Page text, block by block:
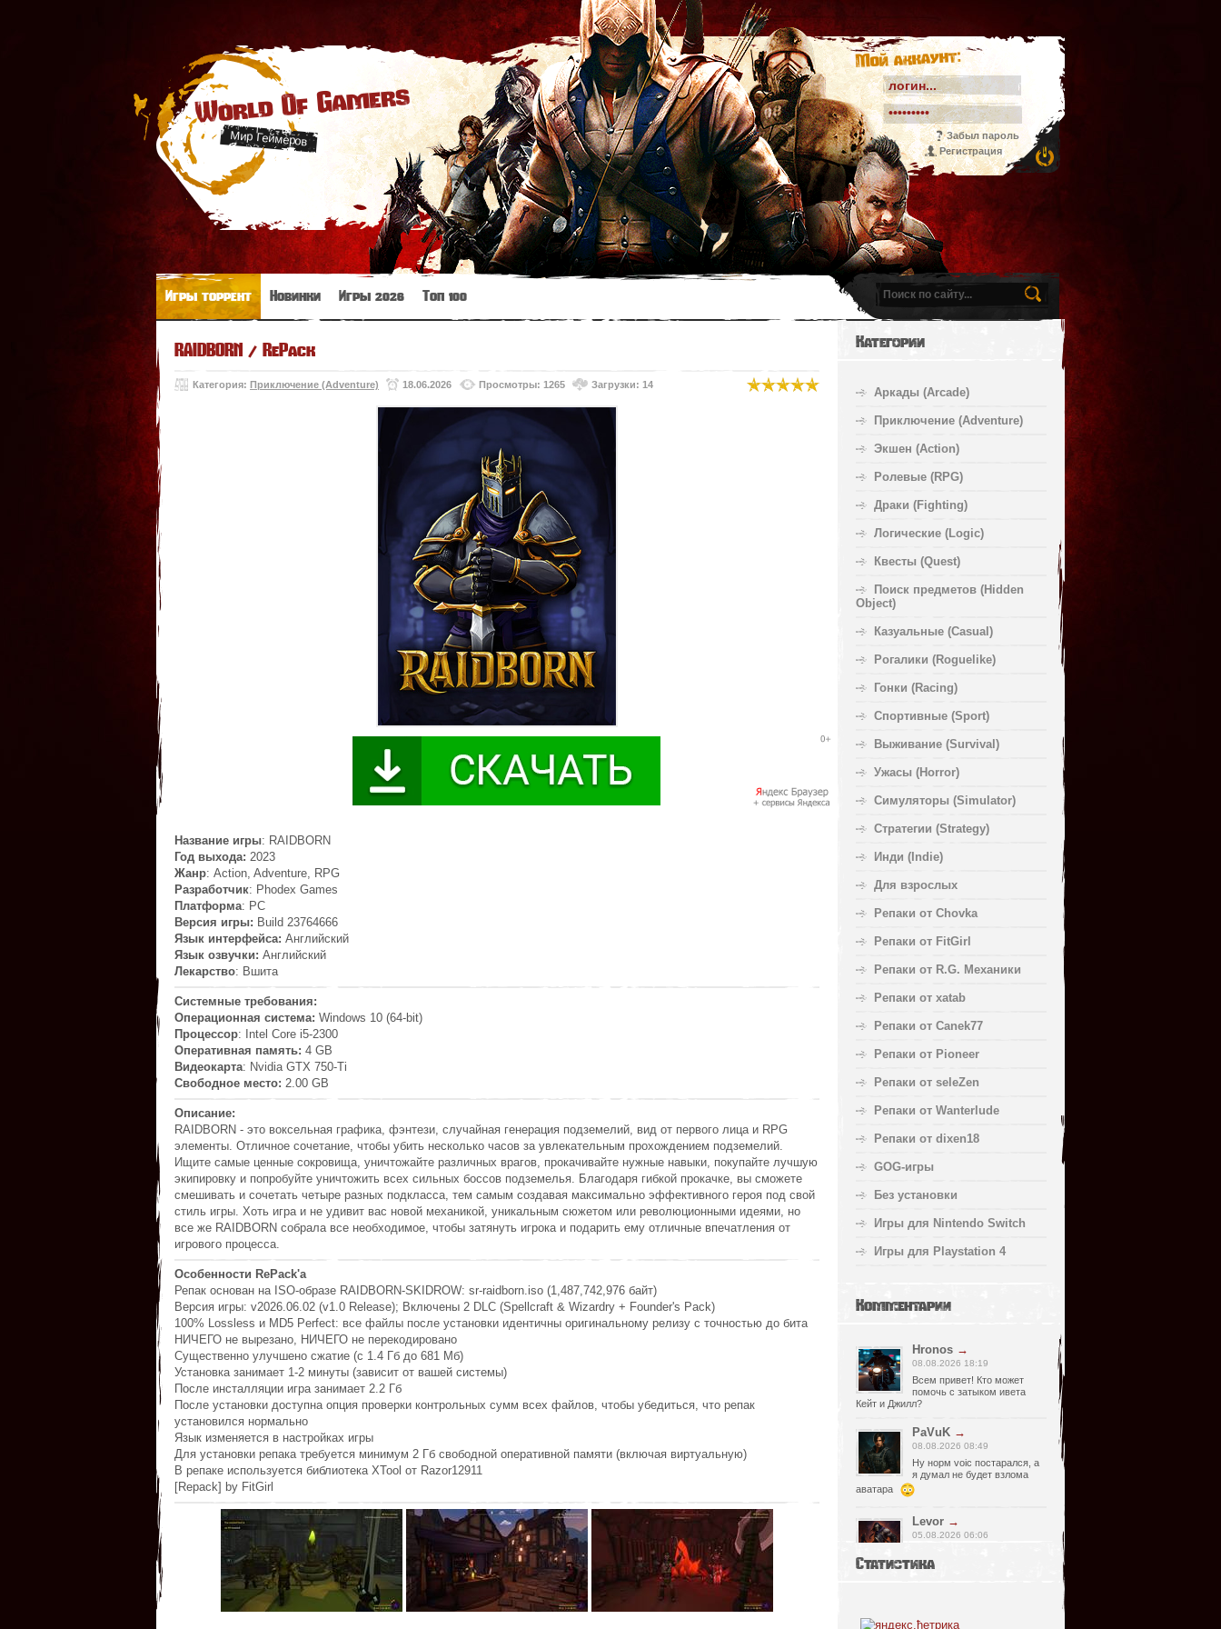
World Of Gamers
Мир Геймеров
Мой аккаунт:
Забыл пароль
Регистрация
Игры торрент Новинки Игры 2026 Топ 100
RAIDBORN / RePack
Категория: Приключение (Adventure) 18.06.2026 Просмотры: 1265 Загрузки: 14
Название игры: RAIDBORN
Год выхода: 2023
Жанр: Action, Adventure, RPG
Разработчик: Phodex Games
Платформа: PC
Версия игры: Build 23764666
Язык интерфейса: Английский
Язык озвучки: Английский
Лекарство: Вшита
Системные требования:
Операционная система: Windows 10 (64-bit)
Процессор: Intel Core i5-2300
Оперативная память: 4 GB
Видеокарта: Nvidia GTX 750-Ti
Свободное место: 2.00 GB
Описание:
RAIDBORN - это воксельная графика, фэнтези, случайная генерация подземелий, вид от первого лица и RPG
элементы. Отличное сочетание, чтобы убить несколько часов за увлекательным прохождением подземелий.
Ищите самые ценные сокровища, уничтожайте различных врагов, прокачивайте нужные навыки, покупайте лучшую
экипировку и попробуйте уничтожить всех сильных боссов подземелья. Благодаря гибкой прокачке, вы сможете
смешивать и сочетать четыре разных подкласса, тем самым создавая максимально эффективного героя под свой
стиль игры. Хоть игра и не удивит вас новой механикой, уникальным сюжетом или революционными идеями, но
все же RAIDBORN собрала все необходимое, чтобы затянуть игрока и подарить ему отличные впечатления от
игрового процесса.
Особенности RePack'а
Репак основан на ISO-образе RAIDBORN-SKIDROW: sr-raidborn.iso (1,487,742,976 байт)
Версия игры: v2026.06.02 (v1.0 Release); Включены 2 DLC (Spellcraft & Wizardry + Founder's Pack)
100% Lossless и MD5 Perfect: все файлы после установки идентичны оригинальному релизу с точностью до бита
НИЧЕГО не вырезано, НИЧЕГО не перекодировано
Существенно улучшено сжатие (с 1.4 Гб до 681 Мб)
Установка занимает 1-2 минуты (зависит от вашей системы)
После инсталляции игра занимает 2.2 Гб
После установки доступна опция проверки контрольных сумм всех файлов, чтобы убедиться, что репак
установился нормально
Язык изменяется в настройках игры
Для установки репака требуется минимум 2 Гб свободной оперативной памяти (включая виртуальную)
В репаке используется библиотека XTool от Razor12911
[Repack] by FitGirl
Категории
Аркады (Arcade)
Приключение (Adventure)
Экшен (Action)
Ролевые (RPG)
Драки (Fighting)
Логические (Logic)
Квесты (Quest)
Поиск предметов (Hidden
Object)
Казуальные (Casual)
Рогалики (Roguelike)
Гонки (Racing)
Спортивные (Sport)
Выживание (Survival)
Ужасы (Horror)
Симуляторы (Simulator)
Стратегии (Strategy)
Инди (Indie)
Для взрослых
Репаки от Chovka
Репаки от FitGirl
Репаки от R.G. Механики
Репаки от xatab
Репаки от Canek77
Репаки от Pioneer
Репаки от seleZen
Репаки от Wanterlude
Репаки от dixen18
GOG-игры
Без установки
Игры для Nintendo Switch
Игры для Playstation 4
Комментарии
Hronos →
08.08.2026 18:19
Всем привет! Кто может
помочь с затыком ивета
Кейт и Джилл?
PaVuK →
08.08.2026 08:49
Ну норм voic постарался, а
я думал не будет взлома
аватара
Levor →
05.08.2026 06:06
указал что есть видимо
Статистика